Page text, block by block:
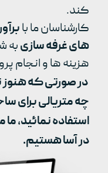
کند.
کارشناسان ما با
های غرفه سازیبه
هزینه ها و انجام
در صورتی که هنوز
چه متریالی برای
استفاده نمائید،
در آسا هستیم.